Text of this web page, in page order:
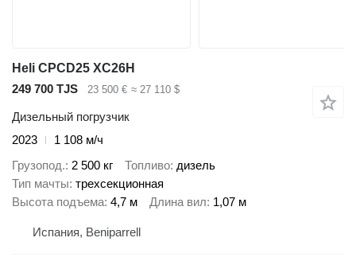
Heli CPCD25 XC26H
249 700 TJS
23 500 € ≈ 27 110 $
Дизельный погрузчик
2023
1 108 м/ч
Грузопод. 2 500 кг Топливо дизель
Тип мачты трехсекционная
Высота подъема 4,7 м Длина вил 1,07 м
Испания, Beniparrell